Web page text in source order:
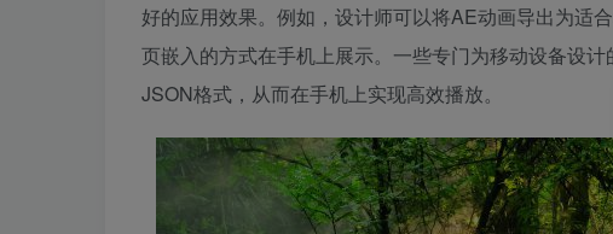
好的应用效果。例如，设计师可以将AE动画导出为适
页嵌入的方式在手机上展示。一些专门为移动设备设
JSON格式，从而在手机上实现高效播放。